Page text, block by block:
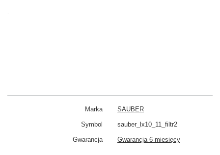
-
Marka SAUBER
Symbol sauber_lx10_11_filtr2
Gwarancja Gwarancja 6 miesięcy